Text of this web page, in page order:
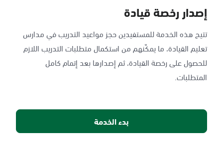
إصدار رخصة قيادة
تتيح هذه الخدمة للمستفيدين حجز مواعيد التدريب في مدارس
تعليم القيادة، ما يمكّنهم من استكمال متطلبات التدريب اللازم
للحصول على رخصة القيادة، ثم إصدارها بعد إتمام كامل
المتطلبات.
بدء الخدمة